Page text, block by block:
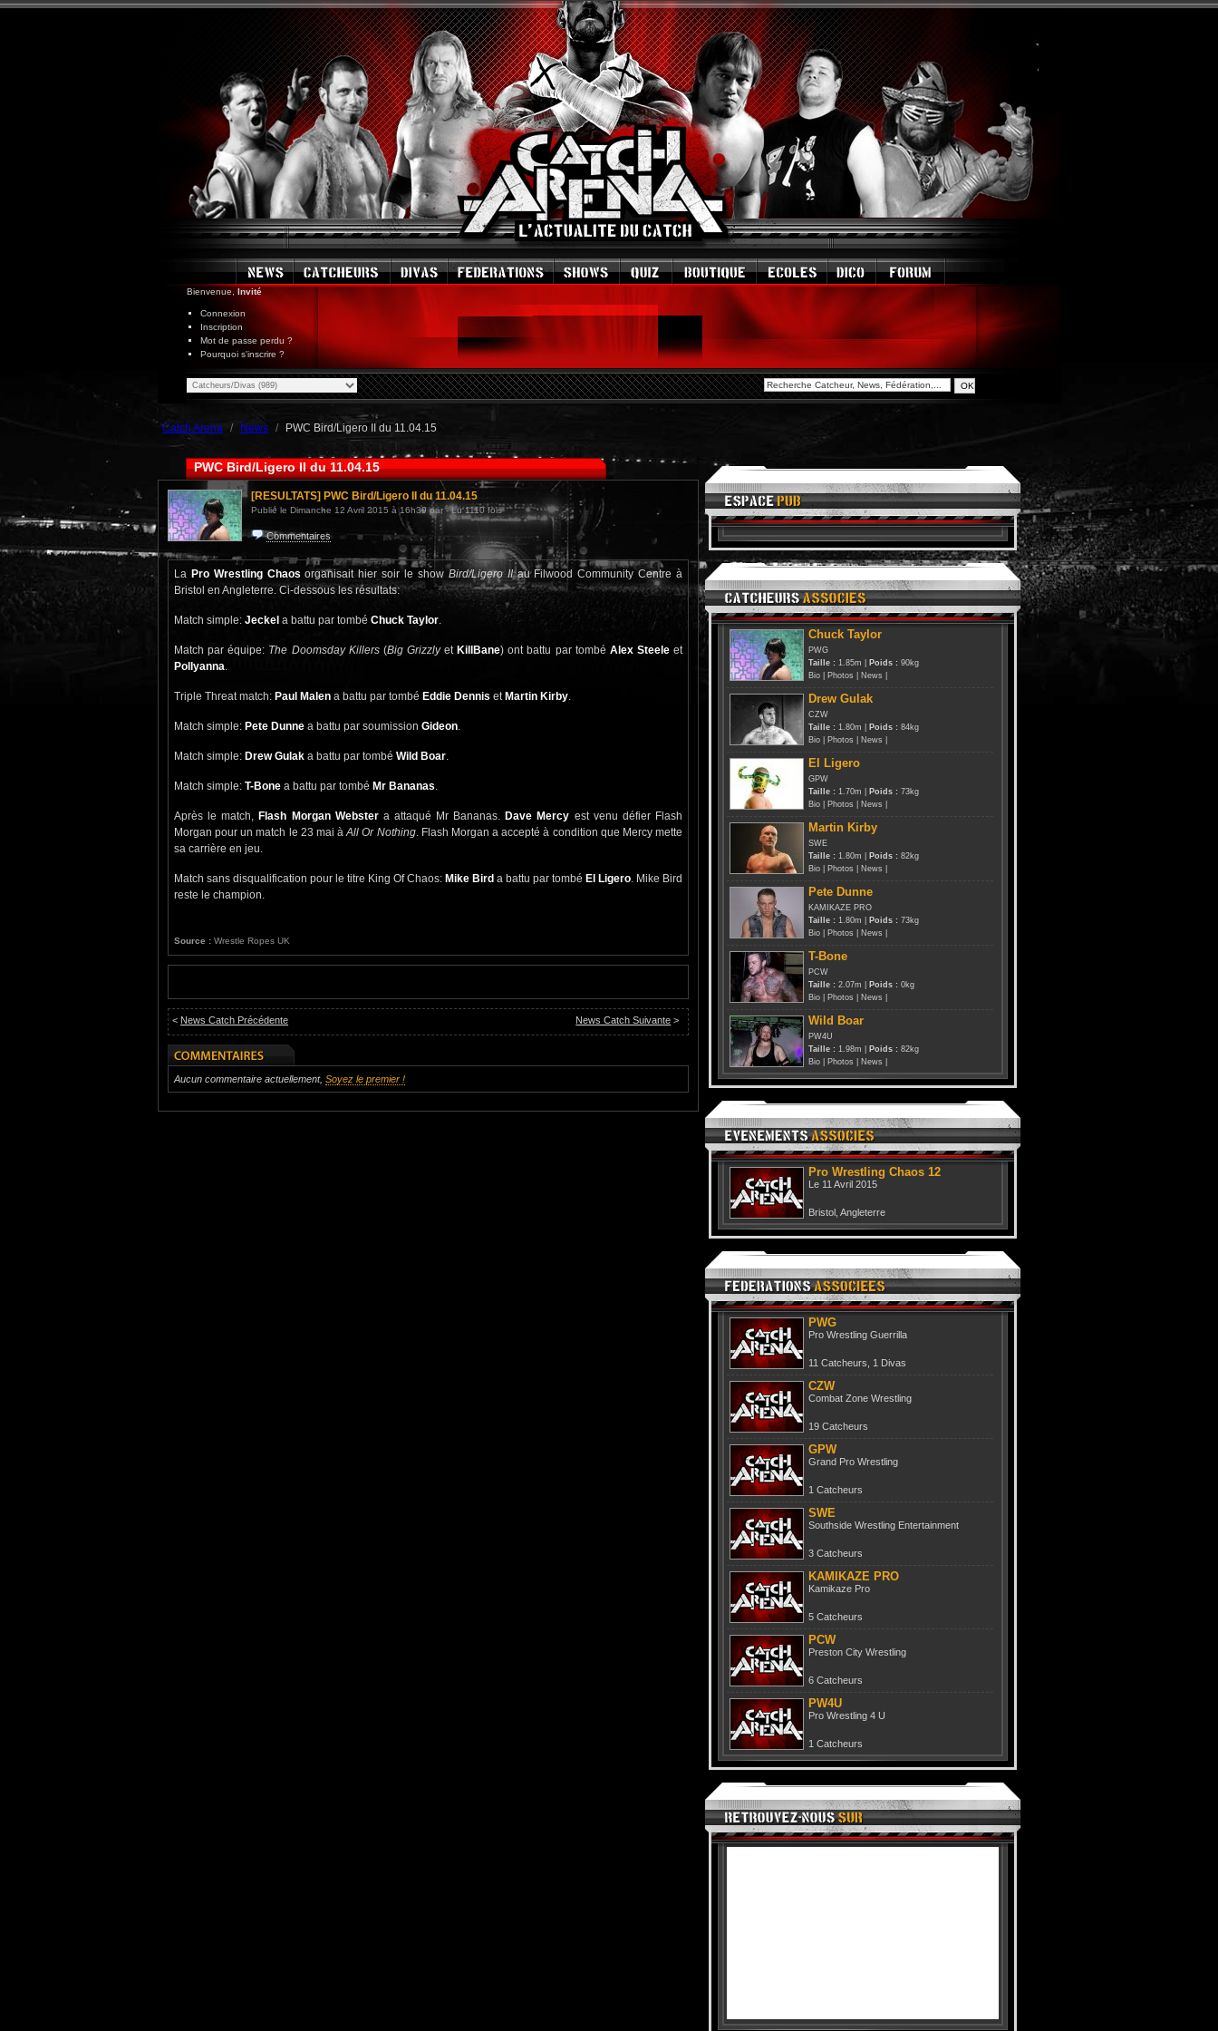
Bienvenue, Invité
Connexion
Inscription
Mot de passe perdu ?
Pourquoi s'inscrire ?
Catch Arena News PWC Bird/Ligero II du 11.04.15
PWC Bird/Ligero II du 11.04.15
[RESULTATS] PWC Bird/Ligero II du 11.04.15
Publié le Dimanche 12 Avril 2015 à 16h39 par - Lu 1110 fois
Commentaires
La Pro Wrestling Chaosorganisait hier soir le show Bird/Ligero IIau Filwood Community Centre à
Bristol en Angleterre. Ci-dessous les résultats:
Match simple: Jeckel a battu par tombé Chuck Taylor
Match par équipe: The Doomsday Killers(Big Grizzly etKillBane) ont battu par tombé Alex Steeleet
Pollyanna
Triple Threat match: Paul Malen a battu par tombé Eddie Dennis et Martin Kirby
Match simple: Pete Dunne a battu par soumission Gideon
Match simple: Drew Gulak a battu par tombé Wild Boar
Match simple: T-Bone a battu par tombé Mr Bananas
Après le match,Flash Morgan Webstera attaqué Mr Bananas.Dave Mercy est venu défier Flash
Morgan pour un match le 23 mai àAll Or Nothing. Flash Morgan a accepté à condition que Mercy mette
sa carrière en jeu.
Match sans disqualification pour le titre King Of Chaos: Mike Bird a battu par tombé El Ligero . Mike Bird
reste le champion.
Source : Wrestle Ropes UK
< News Catch Précédente News Catch Suivante >
Aucun commentaire actuellement, Soyez le premier !
Chuck Taylor
PWG
Taille : 1.85m | Poids : 90kg
Bio
Photos News
Drew Gulak
CZW
Taille : 1.80m | Poids : 84kg
Bio
Photos News
El Ligero
GPW
Taille : 1.70m | Poids : 73kg
Bio
Photos News
Martin Kirby
SWE
Taille : 1.80m | Poids : 82kg
Bio
Photos News
Pete Dunne
KAMIKAZE PRO
Taille : 1.80m | Poids : 73kg
Bio
Photos News
T-Bone
PCW
Taille : 2.07m | Poids : 0kg
Bio
Photos News
Wild Boar
PW4U
Taille : 1.98m | Poids : 82kg
Bio
Photos News
Pro Wrestling Chaos 12
Le 11 Avril 2015
Bristol, Angleterre
PWG
Pro Wrestling Guerrilla
11 Catcheurs 1 Divas
CZW
Combat Zone Wrestling
19 Catcheurs
GPW
Grand Pro Wrestling
1 Catcheurs
SWE
Southside Wrestling Entertainment
3 Catcheurs
KAMIKAZE PRO
Kamikaze Pro
5 Catcheurs
PCW
Preston City Wrestling
6 Catcheurs
PW4U
Pro Wrestling 4 U
1 Catcheurs